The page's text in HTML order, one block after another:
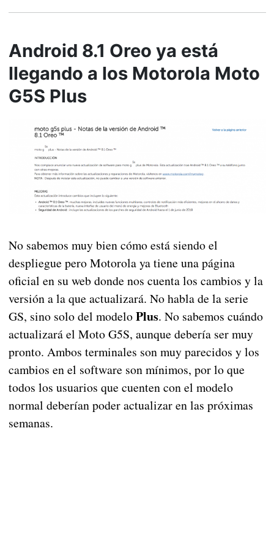
Android 8.1 Oreo ya está
llegando a los Motorola Moto
G5S Plus
No sabemos muy bien cómo está siendo el
despliegue pero Motorola ya tiene una página
oficial en su web donde nos cuenta los cambios y la
versión a la que actualizará. No habla de la serie
GS, sino solo del modeloPlus. No sabemos cuándo
actualizará el Moto G5S, aunque debería ser muy
pronto. Ambos terminales son muy parecidos y los
cambios en el software son mínimos, por lo que
todos los usuarios que cuenten con el modelo
normal deberían poder actualizar en las próximas
semanas.